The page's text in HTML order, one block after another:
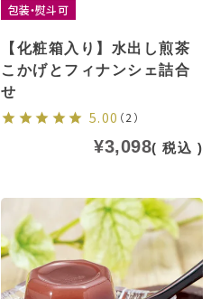
包装・熨斗可
【化粧箱入り】水出し煎茶
こかげとフィナンシェ詰合
せ
5.00 （2）
¥3,098 税込